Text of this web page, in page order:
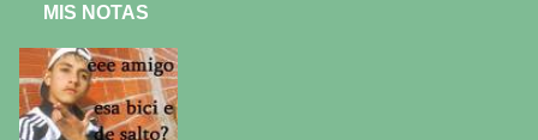
MIS NOTAS